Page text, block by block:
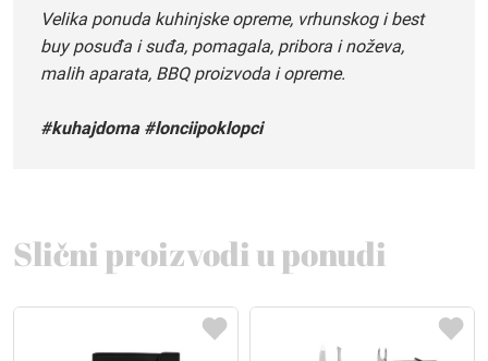
Velika ponuda kuhinjske opreme, vrhunskog i best
buy posuđa i suđa, pomagala, pribora i noževa,
malih aparata, BBQ proizvoda i opreme.
#kuhajdoma #lonciipoklopci
Slični proizvodi u ponudi